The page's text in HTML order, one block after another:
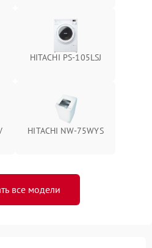
HITACHI PS-105LSJ
HITACHI NW-75WYS
все модели